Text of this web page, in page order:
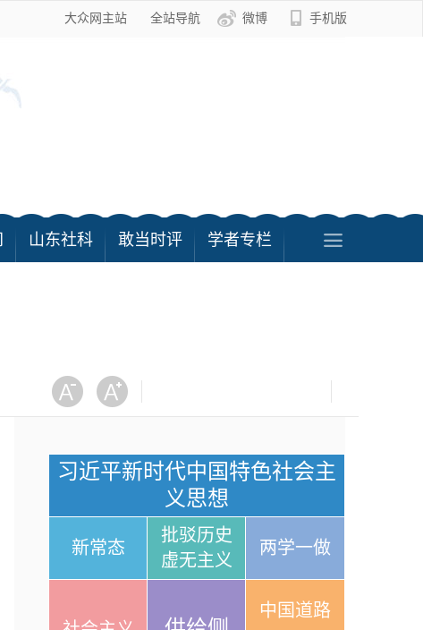
大众网主站 全站导航 微博 手机版
山东社科 敢当时评 学者专栏
习近平新时代中国特色社会主
义思想
新常态
批驳历史
虚无主义
两学一做
中国道路